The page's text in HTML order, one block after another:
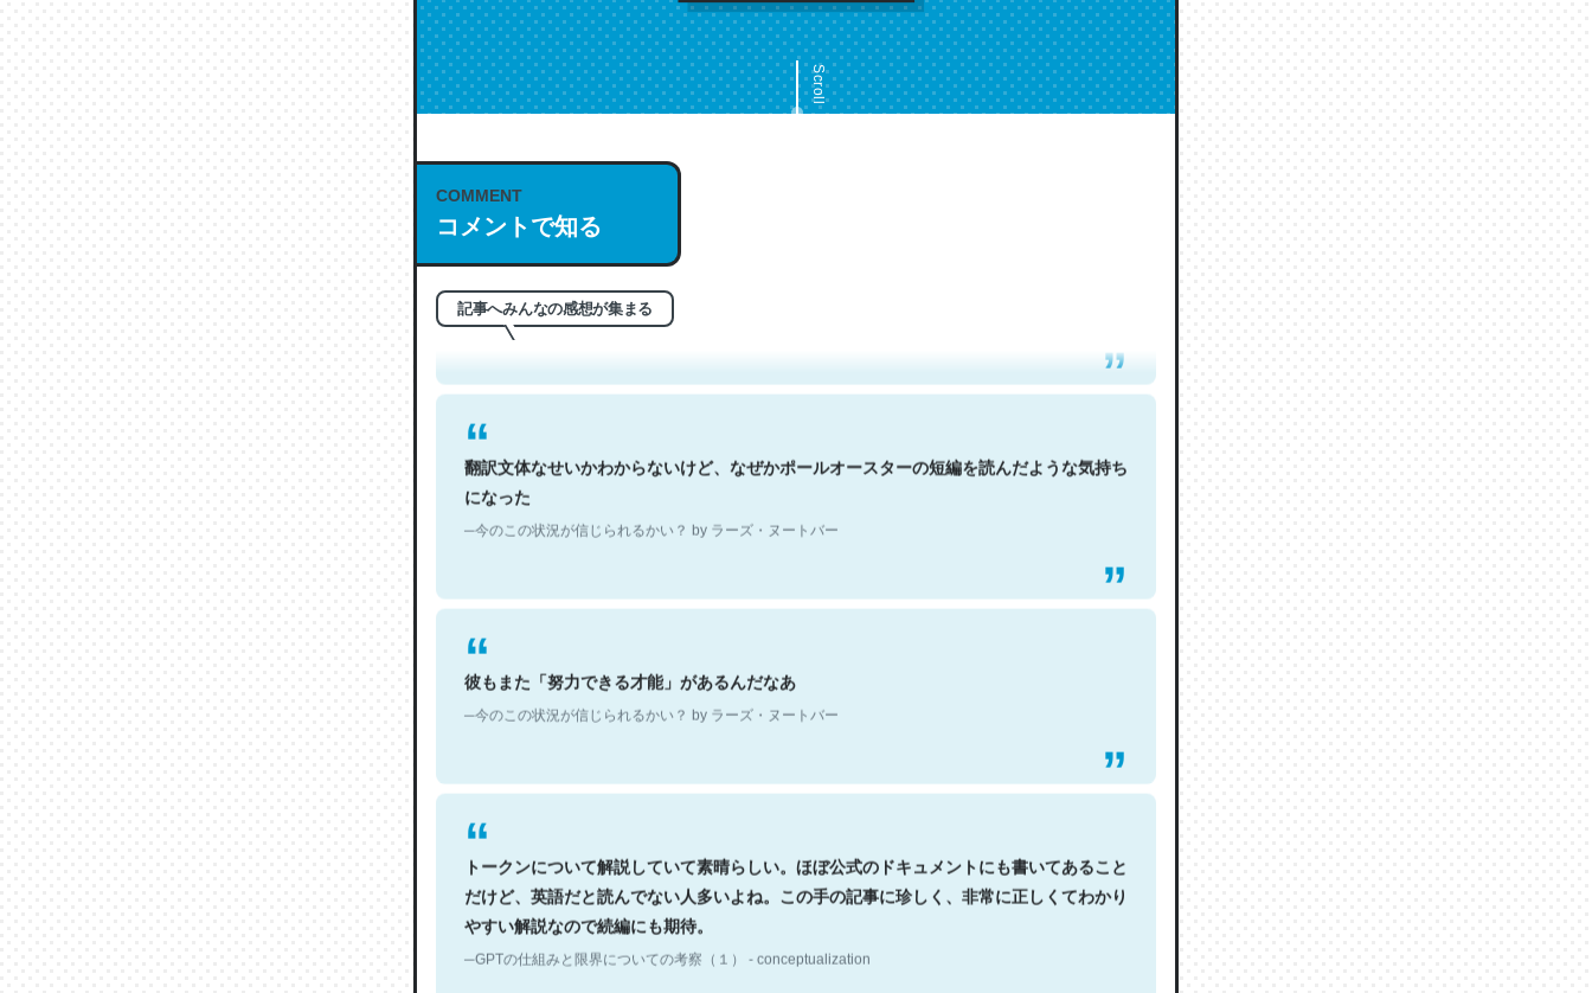
Scroll
COMMENT
コメントで知る
記事へみんなの感想が集まる
これは名文。彼はとてもクレバーなんだろうなと凄く思う。英語少しでも読める人は原文
もお勧め。自分はこの流れ好き。Let’s Fucking Go. Then Covid hit. Shit.
─今のこの状況が信じられるかい？ by ラーズ・ヌートバー
翻訳文体なせいかわからないけど、なぜかポールオースターの短編を読んだような気持ち
になった
─今のこの状況が信じられるかい？ by ラーズ・ヌートバー
彼もまた「努力できる才能」があるんだなあ
─今のこの状況が信じられるかい？ by ラーズ・ヌートバー
トークンについて解説していて素晴らしい。ほぼ公式のドキュメントにも書いてあること
だけど、英語だと読んでない人多いよね。この手の記事に珍しく、非常に正しくてわかり
やすい解説なので続編にも期待。
─GPTの仕組みと限界についての考察（１） - conceptualization